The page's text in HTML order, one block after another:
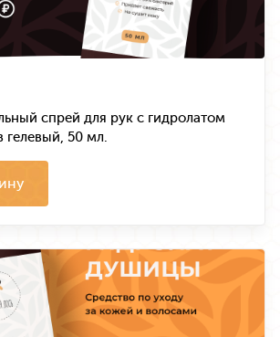
спрей для рук с гидролатом
гелевый, 50 мл.